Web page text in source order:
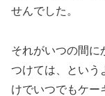
せんでした。
それがいつの間に
つけては、という
けでいつでもケー